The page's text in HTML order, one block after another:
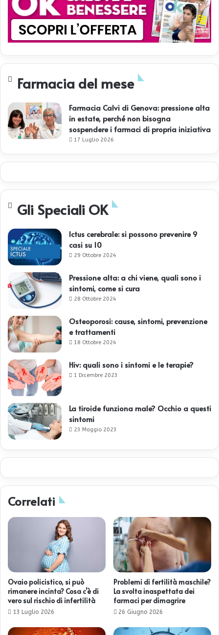
Farmacia del mese
Farmacia Calvi di Genova: pressione alta
in estate, perché non bisogna
sospendere i farmaci di propria iniziativa
17 Luglio 2026
Gli Speciali OK
Ictus cerebrale: si possono prevenire 9
casi su 10
29 Ottobre 2024
Pressione alta: a chi viene, quali sono i
sintomi, come si cura
28 Ottobre 2024
Osteoporosi: cause, sintomi, prevenzione
e trattamenti
18 Ottobre 2024
Hiv: quali sono i sintomi e le terapie?
1 Dicembre 2023
La tiroide funziona male? Occhio a questi
sintomi
23 Maggio 2023
Correlati
Ovaio policistico, si può
rimanere incinta? Cosa c’è di
vero sul rischio di infertilità
13 Luglio 2026
Problemi di fertilità maschile?
La svolta inaspettata dei
farmaci per dimagrire
26 Giugno 2026